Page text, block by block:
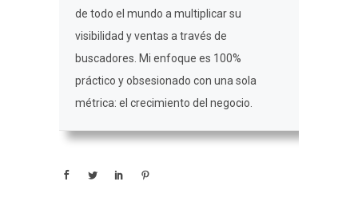
de todo el mundo a multiplicar su
visibilidad y ventas a través de
buscadores. Mi enfoque es 100%
práctico y obsesionado con una sola
métrica: el crecimiento del negocio.